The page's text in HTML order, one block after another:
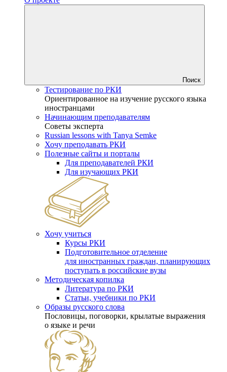
Поиск
Тестирование по РКИ
Ориентированное на изучение русского языка
иностранцами
Начинающим преподавателям
Советы эксперта
Russian lessons with Tanya Semke
Хочу преподавать РКИ
Полезные сайты и порталы
Для преподавателей РКИ
Для изучающих РКИ
Хочу учиться
Курсы РКИ
Подготовительное отделение
для иностранных граждан, планирующих
поступать в российские вузы
Методическая копилка
Литература по РКИ
Статьи, учебники по РКИ
Образы русского слова
Пословицы, поговорки, крылатые выражения
о языке и речи